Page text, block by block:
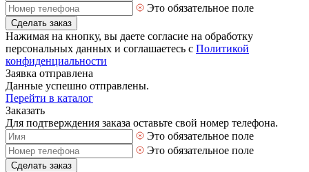
Это обязательное поле
Сделать заказ
Нажимая на кнопку, вы даете согласие на обработку
персональных данных и соглашаетесь с Политикой
конфиденциальности
Заявка отправлена
Данные успешно отправлены.
Перейти в каталог
Заказать
Для подтверждения заказа оставьте свой номер телефона.
Это обязательное поле
Это обязательное поле
Сделать заказ